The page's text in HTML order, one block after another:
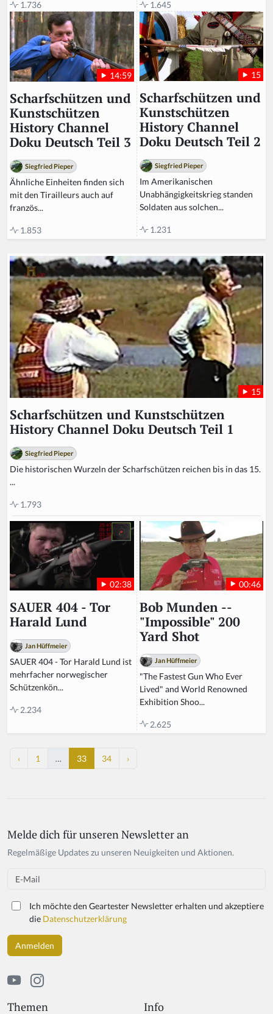
1.736 1.645
14:59
Scharfschützen und
Kunstschützen
History Channel
Doku Deutsch Teil 3
Siegfried Pieper
Ähnliche Einheiten finden sich
mit den Tirailleurs auch auf
französ...
1.853
15
Scharfschützen und
Kunstschützen
History Channel
Doku Deutsch Teil 2
Siegfried Pieper
Im Amerikanischen
Unabhängigkeitskrieg standen
Soldaten aus solchen...
1.231
15
Scharfschützen und Kunstschützen
History Channel Doku Deutsch Teil 1
Siegfried Pieper
Die historischen Wurzeln der Scharfschützen reichen bis in das 15.
...
1.793
02:38
SAUER 404 - Tor
Harald Lund
Jan Hüffmeier
SAUER 404 - Tor Harald Lund ist
mehrfacher norwegischer
Schützenkön...
2.234
00:46
Bob Munden --
"Impossible" 200
Yard Shot
Jan Hüffmeier
"The Fastest Gun Who Ever
Lived" and World Renowned
Exhibition Shoo...
2.625
‹ 1 … 33 34 ›
Themen Info
If
y
h
a
n,
ig
Melde dich für unseren Newsletter an
Regelmäßige Updates zu unseren Neuigkeiten und Aktionen.
Email
Ich möchte den Geartester Newsletter erhalten und akzeptiere
die Datenschutzerklärung